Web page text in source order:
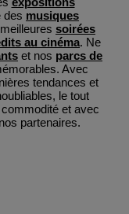
des musiques
soirées
au cinéma. Ne
et nos parcs de
Avec
tendances et
le tout
et avec
partenaires.